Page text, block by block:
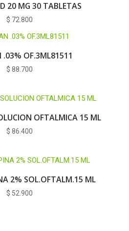
20 MG 30 TABLETAS
$ 72.800
.03% OF.3ML81511
$ 88.700
OFTALMICA 15 ML
$ 86.400
2% SOL.OFTALM.15 ML
$ 52.900